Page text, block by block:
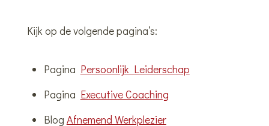
Kijk op de volgende pagina’s:
Pagina Persoonlijk Leiderschap
Pagina Executive Coaching
Blog Afnemend Werkplezier